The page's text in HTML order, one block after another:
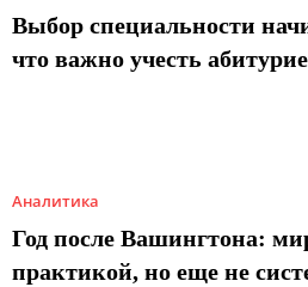
Выбор специальности
что важно учесть
Аналитика
Год после Вашингтона:
практикой, но еще не